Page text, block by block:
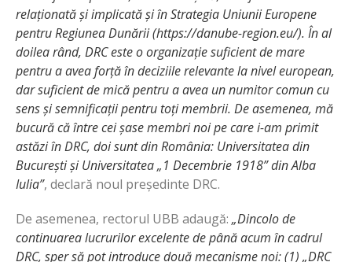
relaționată și implicată și în Strategia Uniunii Europene
pentru Regiunea Dunării (https://danube-region.eu/). În al
doilea rând, DRC este o organizație suficient de mare
pentru a avea forță în deciziile relevante la nivel european,
dar suficient de mică pentru a avea un numitor comun cu
sens și semnificații pentru toți membrii. De asemenea, mă
bucură că între cei șase membri noi pe care i-am primit
astăzi în DRC, doi sunt din România: Universitatea din
București și Universitatea „1 Decembrie 1918” din Alba
Iulia”, declară noul președinte DRC.
De asemenea, rectorul UBB adaugă: „Dincolo de
continuarea lucrurilor excelente de până acum în cadrul
DRC, sper să pot introduce două mecanisme noi: (1) „DRC